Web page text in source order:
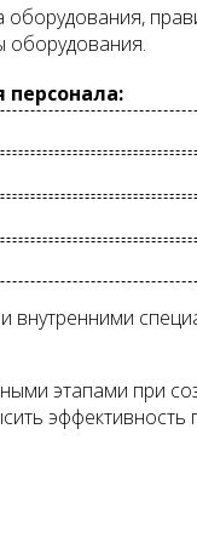
оборудования.
внутренними
этапами при